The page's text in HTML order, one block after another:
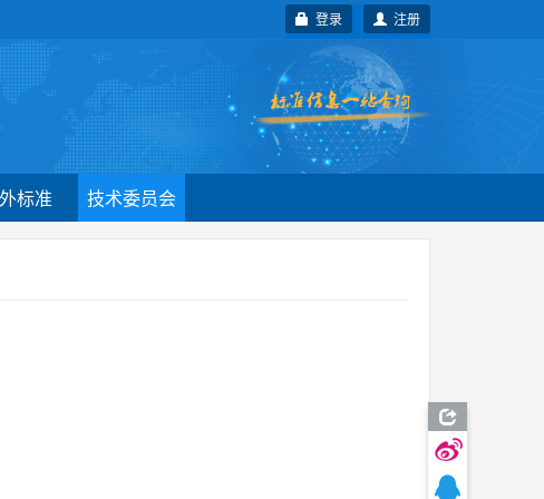
注册
登录
标准 技术委员会